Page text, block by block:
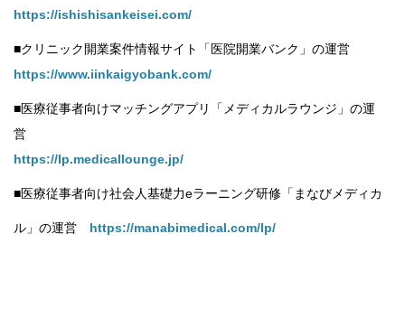
https://ishishisankeisei.com/
■クリニック開業案件情報サイト「医院開業バンク」の運営
https://www.iinkaigyobank.com/
■医療従事者向けマッチングアプリ「メディカルラウンジ」の運
営
https://lp.medicallounge.jp/
■医療従事者向け社会人基礎力eラーニング研修「まなびメディカ
ル」 の運営 https://manabimedical.com/lp/